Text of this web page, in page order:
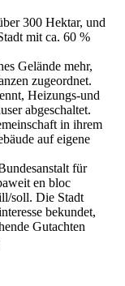
300 Hektar, und
mit ca. 60 %
Gelände mehr,
zugeordnet.
Heizungs-und
abgeschaltet.
in ihrem
auf eigene
für
en bloc
soll. Die Stadt
bekundet,
Gutachten